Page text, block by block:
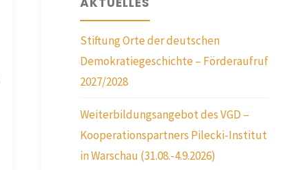
Stiftung Orte der deutschen
Demokratiegeschichte – Förderaufruf
2027/2028
Weiterbildungsangebot des VGD –
Kooperationspartners Pilecki-Institut
in Warschau (31.08.-4.9.2026)